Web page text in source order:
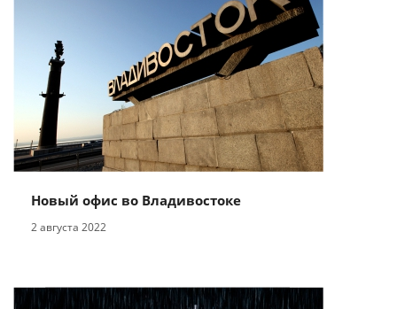
Новый офис во Владивостоке
2 августа 2022